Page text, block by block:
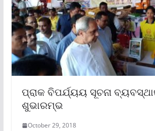
ପ୍ରାକ ବିପର୍ଯ୍ୟୟ ସୂଚନା
ଶୁଭାରମ୍ଭ
October 29, 2018